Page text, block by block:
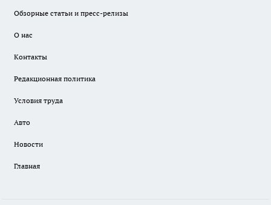
Обзорные статьи и пресс-релизы
О нас
Контакты
Редакционная политика
Условия труда
Авто
Новости
Главная